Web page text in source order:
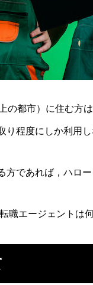
の都市）に住む方
程度にしか利用
であれば，ハロ
職エージェントは